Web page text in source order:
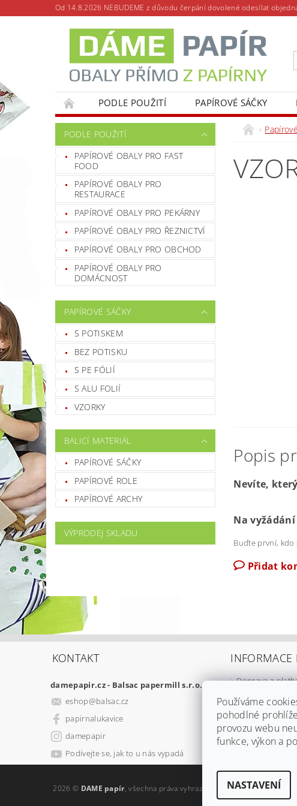
Od 14.8.2026 NEBUDEME z důvodu čerpání dovolené odesílat
PODLE POUŽITÍ PAPÍROVÉ SÁČKY
PODLE POUŽITÍ
PAPÍROVÉ OBALY PRO FAST
FOOD
PAPÍROVÉ OBALY PRO
RESTAURACE
PAPÍROVÉ OBALY PRO PEKÁRNY
PAPÍROVÉ OBALY PRO ŘEZNICTVÍ
PAPÍROVÉ OBALY PRO OBCHOD
PAPÍROVÉ OBALY PRO
DOMÁCNOST
PAPÍROVÉ SÁČKY
S POTISKEM
BEZ POTISKU
S PE FÓLIÍ
S ALU FOLIÍ
VZORKY
BALICÍ MATERIÁL
PAPÍROVÉ SÁČKY
PAPÍROVÉ ROLE
PAPÍROVÉ ARCHY
VÝPRODEJ SKLADU
Nevíte,
Na
Buďte první, kdo
Přidat
KONTAKT
damepapir.cz - Balsac papermill s.r.o.
eshop@balsac.cz
papirnalukavice
damepapir
Podívejte se, jak to u nás vypadá
INFORMACE
Doprava a
Podmínky
Reklamační řád
2026 © DAME papír, všechna práva vyhrazena
Používáme
pohodlné
provozu webu
funkce, výkon a
NASTAVENÍ